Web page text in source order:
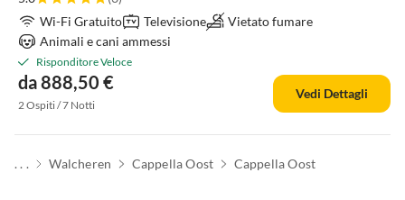
Wi-Fi Gratuito
Televisione
Vietato fumare
Animali e cani ammessi
Risponditore Veloce
da 888,50 €
2 Ospiti / 7 Notti
Vedi Dettagli
. . . Walcheren Cappella Oost Cappella Oost